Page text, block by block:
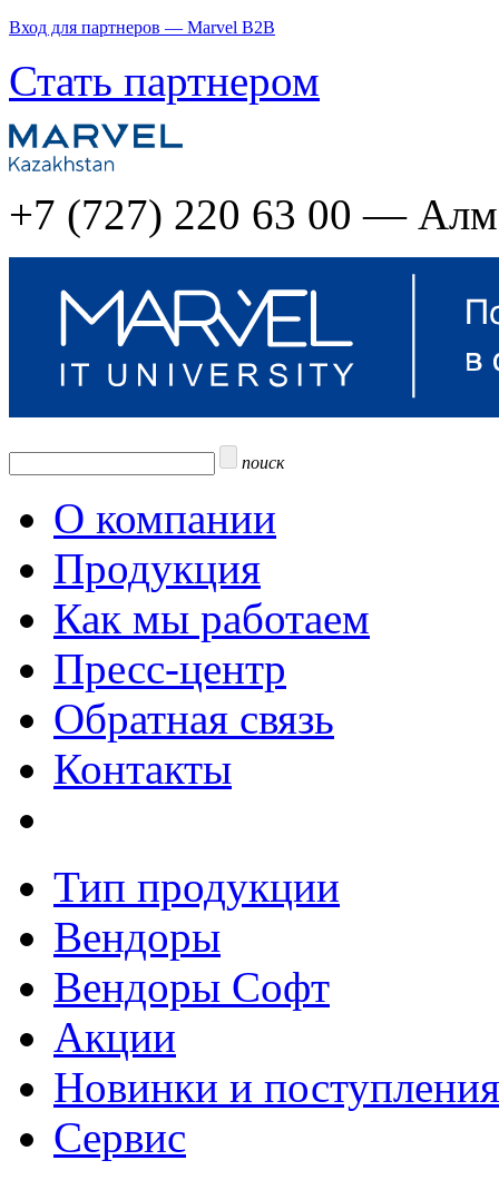
Вход для партнеров — Marvel B2B
Стать партнером
+7 (727) 220 63 00 —
поиск
О компании
Продукция
Как мы работаем
Пресс-центр
Обратная связь
Контакты
Тип продукции
Вендоры
Вендоры Софт
Акции
Новинки и поступления
Сервис